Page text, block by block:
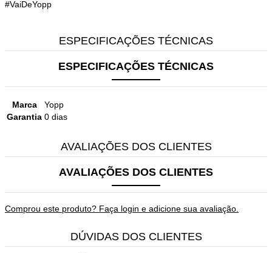
#VaiDeYopp
ESPECIFICAÇÕES TÉCNICAS
ESPECIFICAÇÕES TÉCNICAS
Marca
Yopp
Garantia 0 dias
AVALIAÇÕES DOS CLIENTES
AVALIAÇÕES DOS CLIENTES
Comprou este produto? Faça login e adicione sua avaliação.
DÚVIDAS DOS CLIENTES